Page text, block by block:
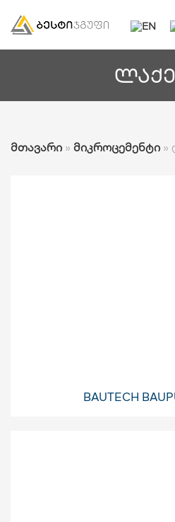
მთავარი » მიკროცემენტი »
BAUTECH